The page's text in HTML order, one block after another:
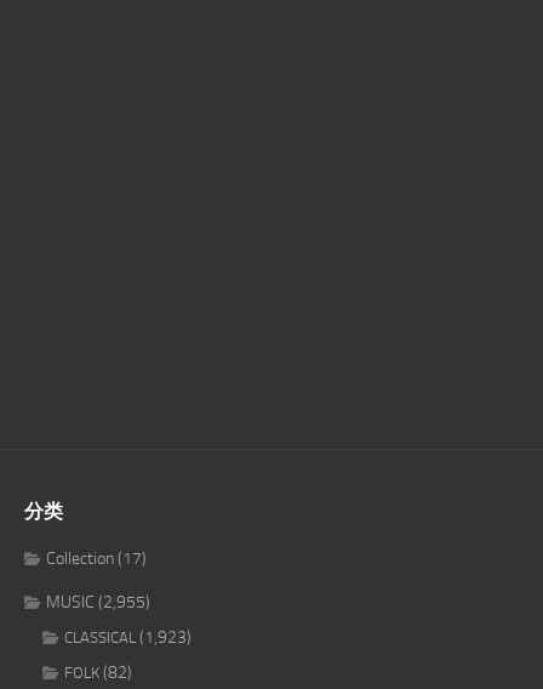
分类
Collection(17)
MUSIC (2,955)
CLASSICAL (1,923)
FOLK (82)